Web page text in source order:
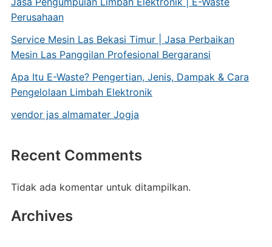
Perusahaan
Service Mesin Las Bekasi Timur | Jasa Perbaikan
Mesin Las Panggilan Profesional Bergaransi
Apa Itu E-Waste? Pengertian, Jenis, Dampak & Cara
Pengelolaan Limbah Elektronik
vendor jas almamater Jogja
Recent Comments
Tidak ada komentar untuk ditampilkan.
Archives